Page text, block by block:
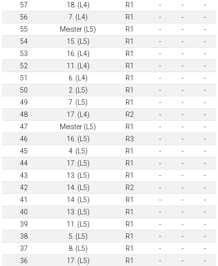
57
18. (L4) R1 - -
-
56
7. (L4) R1 - -
-
55
Meister (L5) R1 - -
-
54
15. (L5) R1 - -
-
53
16. (L4) R1 - -
-
52
11. (L4) R1 - -
-
51
6. (L4) R1 - -
-
50
2. (L5) R1 - -
-
49
7. (L5) R1 - -
-
48
17. (L4) R2 - -
-
47
Meister (L5) R1 - -
-
46
16. (L5) R3 - -
-
45
4. (L5) R1 - -
-
44
17. (L5) R1 - -
-
43
13. (L5) R1 - -
-
42
14. (L5) R2 - -
-
41
14. (L5) R1 - -
-
40
13. (L5) R1 - -
-
39
11. (L5) R1 - -
-
38
5. (L5) R1 - -
-
37
8. (L5) R1 - -
-
36
17. (L5) R1 - -
-